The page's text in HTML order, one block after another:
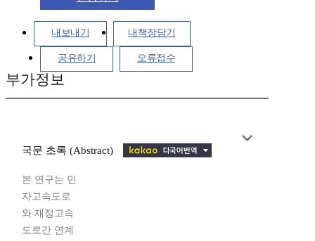
내보내기 내책장담기
공유하기 오류접수
부가정보
국문 초록 (Abstract)
본 연구는 민
자고속도로
와 재정고속
도로간 연계